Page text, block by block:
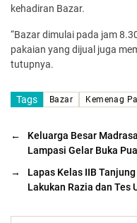
kehadiran Bazar.
“Bazar dimulai pada jam
pakaian yang dijual juga
tutupnya.
Tags Bazar Kemenag
←
Keluarga Besar
Lampasi Gelar Buka
→
Lapas Kelas IIB
Lakukan Razia dan Tes